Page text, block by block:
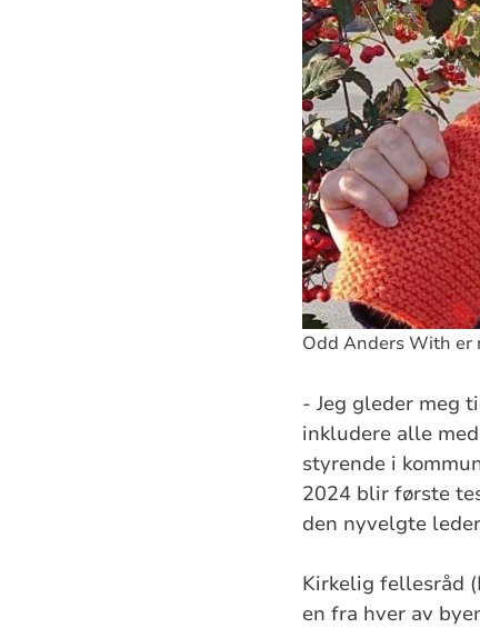
Odd Anders With er
- Jeg gleder meg
inkludere alle
styrende i
2024 blir første
den nyvelgte
Kirkelig fellesråd
en fra hver av